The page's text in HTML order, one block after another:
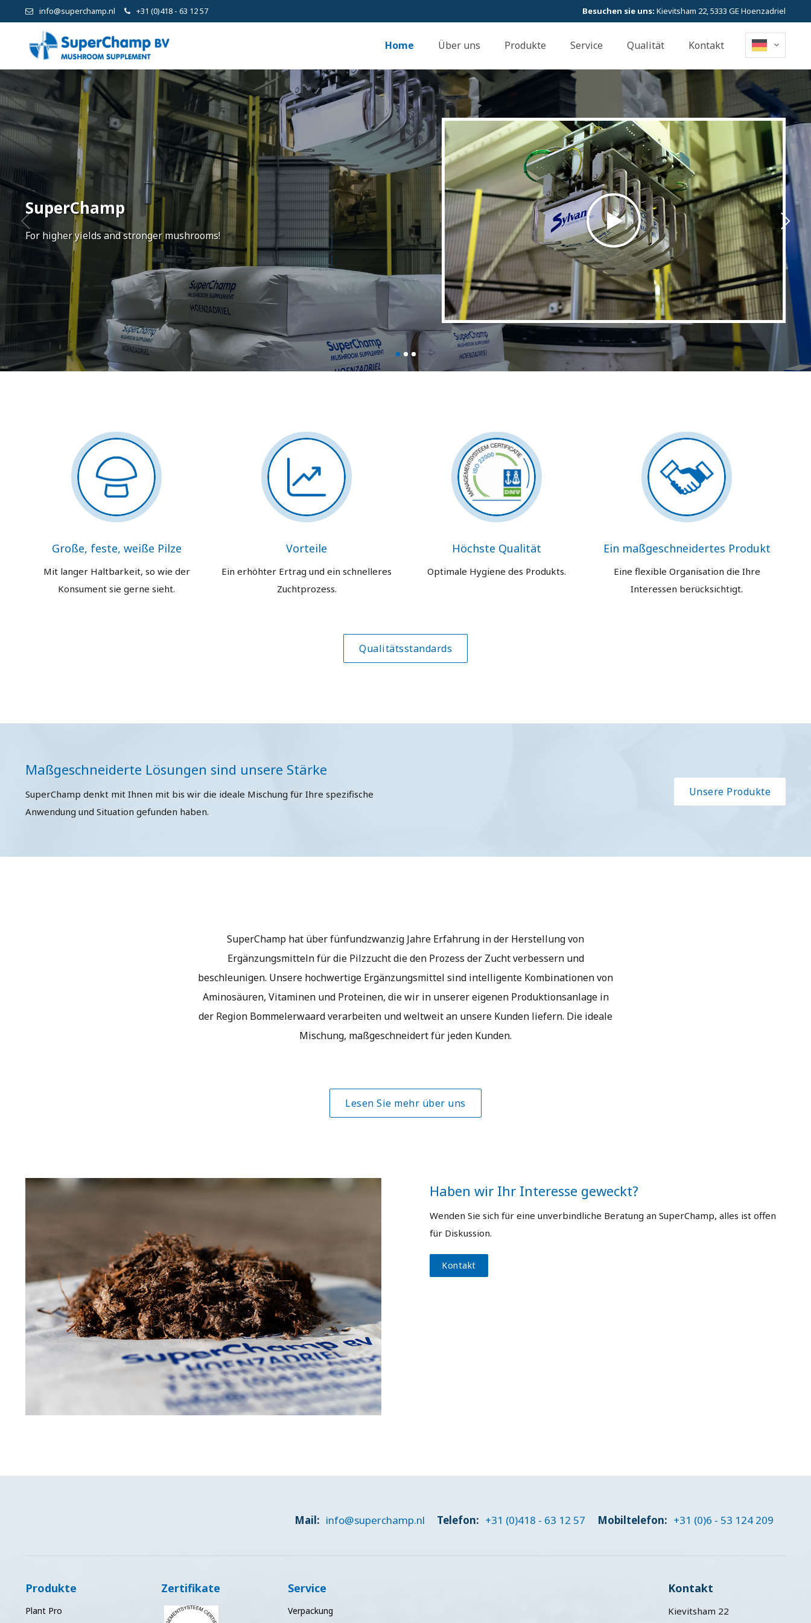
info@superchamp.nl +31 (0)418 - 63 12 57 Besuchen sie uns: Kievitsham 22, 5333 GE Hoenzadriel
Home Über uns Produkte Service Qualität Kontakt
SuperChamp
For higher yields and stronger mushrooms!
Große, feste, weiße Pilze
Mit langer Haltbarkeit, so wie der
Konsument sie gerne sieht.
Vorteile
Ein erhöhter Ertrag und ein schnelleres
Zuchtprozess.
Höchste Qualität
Optimale Hygiene des Produkts.
Ein maßgeschneidertes Produkt
Eine flexible Organisation die Ihre
Interessen berücksichtigt.
Qualitätsstandards
Maßgeschneiderte Lösungen sind unsere Stärke
SuperChamp denkt mit Ihnen mit bis wir die ideale Mischung für Ihre spezifische
Anwendung und Situation gefunden haben.
Unsere Produkte
SuperChamp hat über fünfundzwanzig Jahre Erfahrung in der Herstellung von
Ergänzungsmitteln für die Pilzzucht die den Prozess der Zucht verbessern und
beschleunigen. Unsere hochwertige Ergänzungsmittel sind intelligente Kombinationen von
Aminosäuren, Vitaminen und Proteinen, die wir in unserer eigenen Produktionsanlage in
der Region Bommelerwaard verarbeiten und weltweit an unsere Kunden liefern. Die ideale
Mischung, maßgeschneidert für jeden Kunden.
Lesen Sie mehr über uns
Haben wir Ihr Interesse geweckt?
Wenden Sie sich für eine unverbindliche Beratung an SuperChamp, alles ist offen
für Diskussion.
Kontakt
Mail: info@superchamp.nl Telefon: +31 (0)418 - 63 12 57 Mobiltelefon: +31 (0)6 - 53 124 209
Produkte
Plant Pro
Zertifikate Service
Verpackung
Kontakt
Kievitsham 22